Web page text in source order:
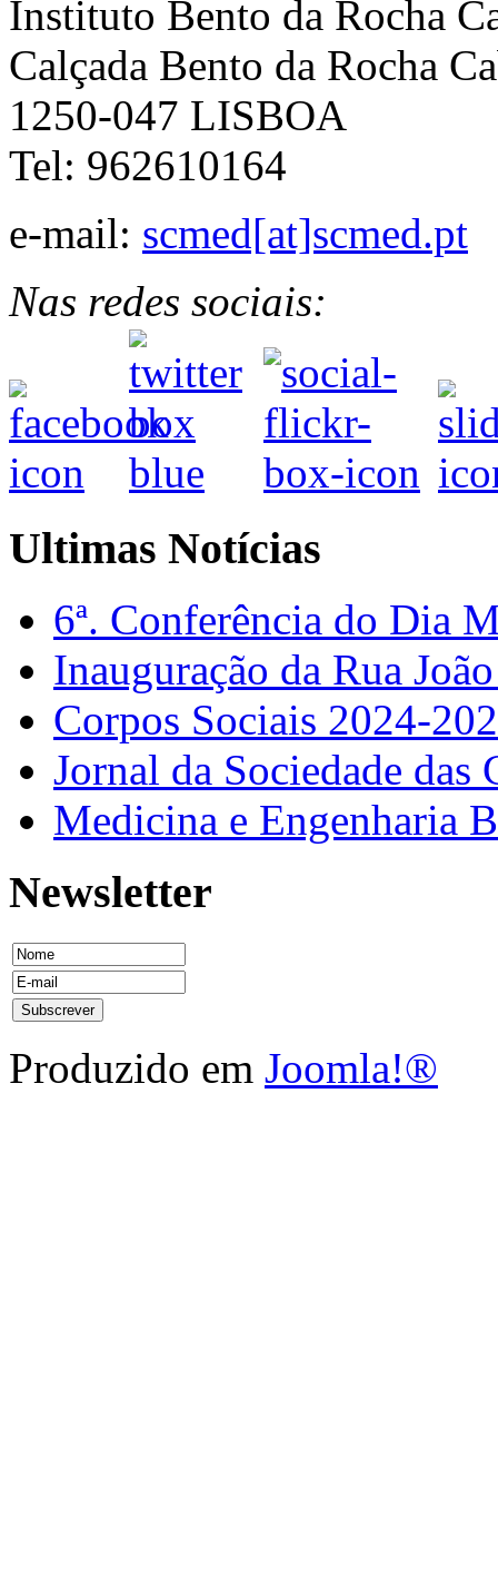
Instituto Bento da Rocha
Calçada Bento da Rocha
1250-047 LISBOA
Tel: 962610164
e-mail: scmed[at]scmed.pt
Nas redes sociais:
Ultimas Notícias
6ª. Conferência do Dia
Inauguração da Rua
Corpos Sociais 2024-
Jornal da Sociedade
Medicina e Engenharia
Newsletter
Produzido em Joomla!®